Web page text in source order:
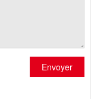
Envoyer